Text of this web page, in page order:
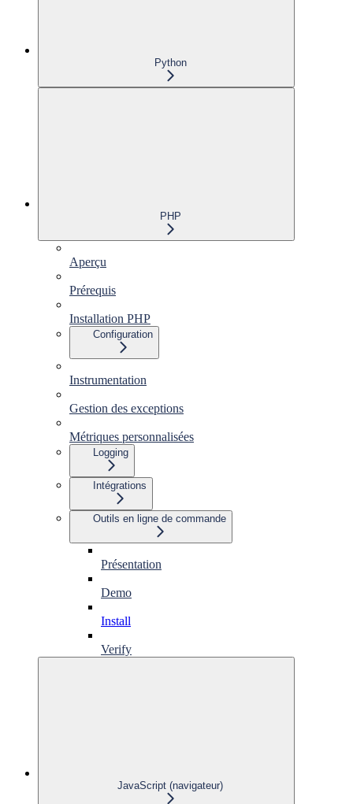
Python
PHP
Aperçu
Prérequis
Installation PHP
Configuration
Instrumentation
Gestion des exceptions
Métriques personnalisées
Logging
Intégrations
Outils en ligne de commande
Présentation
Demo
Install
Verify
JavaScript (navigateur)